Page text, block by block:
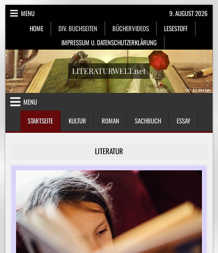
Skip
MENU
HOME
DIV. BUCHSEITEN BÜCHERVIDEOS
LESESTOFF
IMPRESSUM U. DATENSCHUTZERKLÄRUNG
9. AUGUST 2026
LITERATURWELT.net
MENU
STARTSEITE
KULTUR ROMAN SACHBUCH ESSAY
LITERATUR